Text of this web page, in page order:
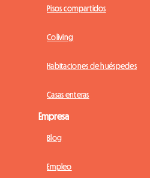
Pisos compartidos
Coliving
Habitaciones de huéspedes
Casas enteras
Empresa
Blog
Empleo